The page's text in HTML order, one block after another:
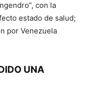
con la
estado de salud;
por Venezuela
UNA